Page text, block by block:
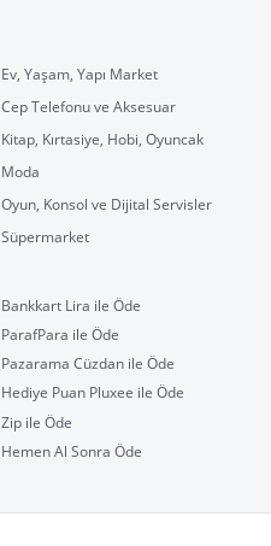
Ev, Yaşam, Yapı Market
Cep Telefonu ve Aksesuar
Kitap, Kırtasiye, Hobi, Oyuncak
Moda
Oyun, Konsol ve Dijital Servisler
Süpermarket
Bankkart Lira ile Öde
ParafPara ile Öde
Pazarama Cüzdan ile Öde
Hediye Puan Pluxee ile Öde
Zip ile Öde
Hemen Al Sonra Öde